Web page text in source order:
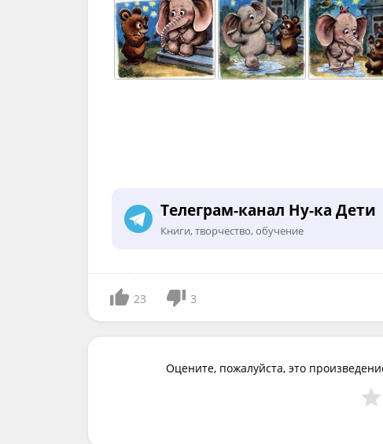
Телеграм-канал Ну-ка Дети
Книги, творчество, обучение
23 3
Оцените, пожалуйста, это